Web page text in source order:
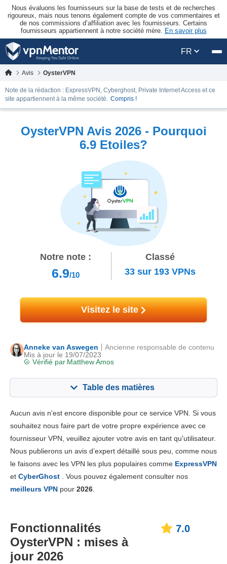
Nous évaluons les fournisseurs sur la base de tests et de recherches
rigoureux, mais nous tenons également compte de vos commentaires et
de nos commissions d’affiliation avec les fournisseurs. Certains
fournisseurs appartiennent à notre société mère. En savoir plus
FR
Avis OysterVPN
Note de la rédaction : ExpressVPN, Cyberghost, Private Internet Access et ce
site appartiennent à la même société. Compris !
OysterVPN Avis 2026 - Pourquoi
6.9 Etoiles?
Notre note :
6.9/10
Classé
33 sur 193VPNs
Visitez le site
Anneke van Aswegen
Mis à jour le 19/07/2023
Vérifié par Matthew Amos
Ancienne responsable de contenu
Table des matières
Fonctionnalités principales 7.0
Installation et Apps 7.0
Fiabilité & support 8.0
Aucun avis n'est encore disponible pour ce service VPN. Si vous
souhaitez nous faire part de votre propre expérience avec ce
fournisseur VPN, veuillez ajouter votre avis en tant qu'utilisateur.
Nous publierons un avis d’expert détaillé sous peu, comme nous
le faisons avec les VPN les plus populaires comme ExpressVPN
et CyberGhost . Vous pouvez également consulter nos
meilleurs VPN pour 2026.
Fonctionnalités
OysterVPN : mises à
jour 2026
7.0